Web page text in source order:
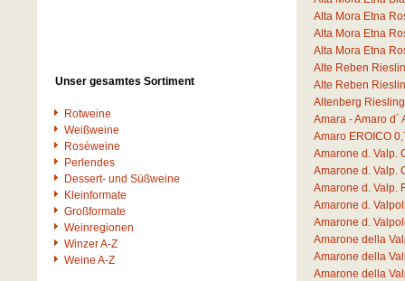
Alta Mora Etna
Alta Mora Etna
Alta Mora Etna
Alte Reben
Alte Reben
Altenberg
Amara - Amaro d´
Amaro EROICO
Amarone d. Valp.
Amarone d. Valp.
Amarone d. Valp.
Amarone d.
Amarone d.
Amarone della
Amarone della
Amarone della
Unser gesamtes Sortiment
Rotweine
Weißweine
Roséweine
Perlendes
Dessert- und Süßweine
Kleinformate
Großformate
Weinregionen
Winzer A-Z
Weine A-Z